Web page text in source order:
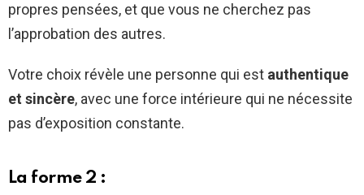
propres pensées, et que vous ne cherchez pas
l’approbation des autres.
Votre choix révèle une personne qui est authentique
et sincère, avec une force intérieure qui ne nécessite
pas d’exposition constante.
La forme 2 :